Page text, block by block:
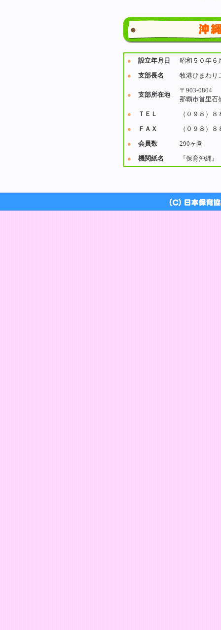
● 設立年月日
昭和５０年６
●
支部長名 牧港ひまわ
● 支部所在地
〒903-0804
那覇市首里石
●
ＴＥＬ
（０９８）
●
ＦＡＸ
（０９８）
●
会員数
290ヶ園
●
機関紙名 『保育沖縄』